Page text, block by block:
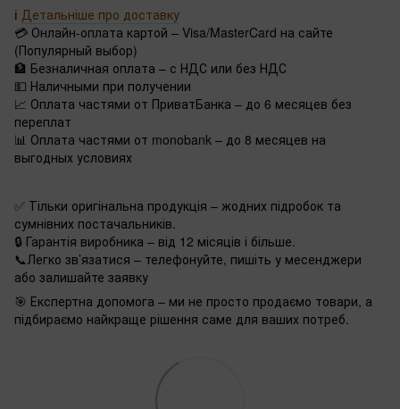
ℹ️ Детальніше про доставку
💳 Онлайн-оплата картой – Visa/MasterCard на сайте
(Популярный выбор)
🏦 Безналичная оплата – с НДС или без НДС
💵 Наличными при получении
📈 Оплата частями от ПриватБанка – до 6 месяцев без
переплат
📊 Оплата частями от monobank – до 8 месяцев на
выгодных условиях
✅ Тільки оригінальна продукція – жодних підробок та
сумнівних постачальників.
🔒 Гарантія виробника – від 12 місяців і більше.
📞Легко зв’язатися – телефонуйте, пишіть у месенджери
або залишайте заявку
🎯 Експертна допомога – ми не просто продаємо товари, а
підбираємо найкраще рішення саме для ваших потреб.